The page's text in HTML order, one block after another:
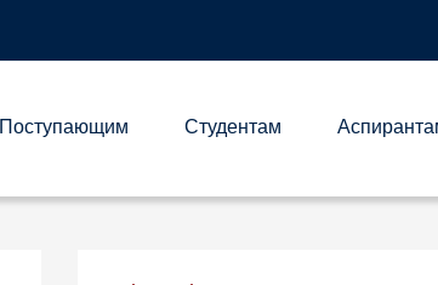
Поступающим Студентам